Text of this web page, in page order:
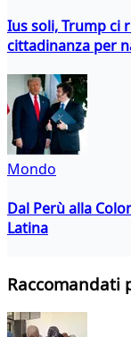
Ius soli, Trump ci
cittadinanza per
Mondo
Dal Perù alla
Latina
Raccomandati